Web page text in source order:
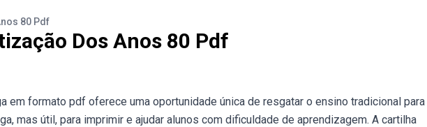
80 Pdf
Dos Anos 80 Pdf
em formato pdf oferece uma oportunidade única de resgatar o ensino tradicional para
mas útil, para imprimir e ajudar alunos com dificuldade de aprendizagem. A cartilha